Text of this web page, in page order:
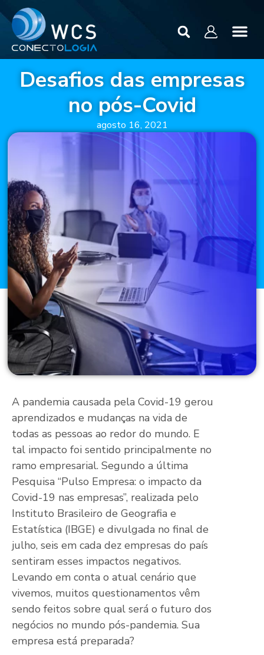
Desafios das empresas
no pós-Covid
agosto 16, 2021
A pandemia causada pela Covid-19 gerou
aprendizados e mudanças na vida de
todas as pessoas ao redor do mundo. E
tal impacto foi sentido principalmente no
ramo empresarial. Segundo a última
Pesquisa “Pulso Empresa: o impacto da
Covid-19 nas empresas”, realizada pelo
Instituto Brasileiro de Geografia e
Estatística (IBGE) e divulgada no final de
julho, seis em cada dez empresas do país
sentiram esses impactos negativos.
Levando em conta o atual cenário que
vivemos, muitos questionamentos vêm
sendo feitos sobre qual será o futuro dos
negócios no mundo pós-pandemia. Sua
empresa está preparada?